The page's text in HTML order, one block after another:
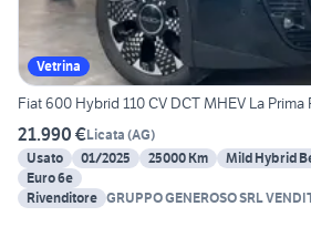
Vetrina
Fiat 600 Hybrid 110 CV DCT MHEV La Prima
21.990 €Licata (AG)
Usato
01/2025 25000 Km Mild Hybrid
Euro 6e
Rivenditore GRUPPO GENEROSO SRL